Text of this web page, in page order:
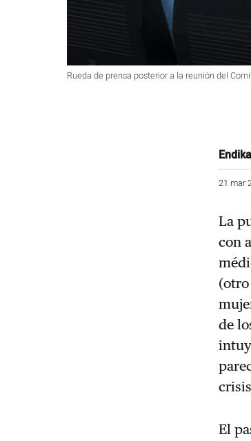
Rueda de prensa posterior a la reunión del
21 mar
La
con
de
El